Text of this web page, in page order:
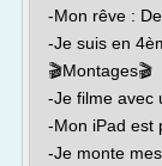
-Mon rêve :
-Je suis en
🎬Montages🎬
-Je filme avec
-Mon iPad est
-Je monte